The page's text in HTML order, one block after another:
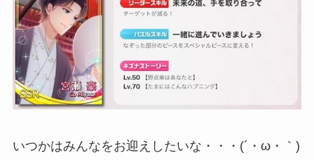
いつかはみんなをお迎えしたいな・・・(´・ω・｀)